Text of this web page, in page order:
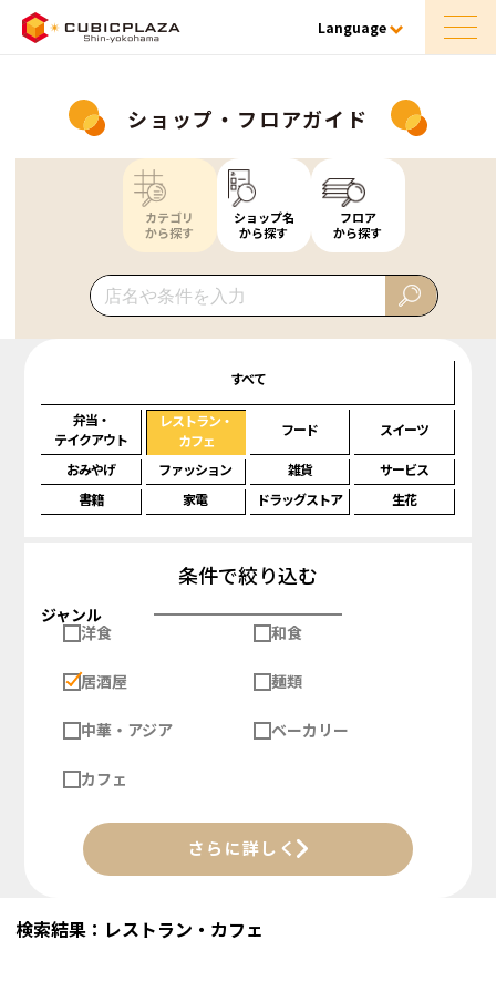
Language
ショップ・フロアガイド
カテゴリ
から探す
ショップ名
から探す
フロア
から探す
すべて
弁当・
テイクアウト
レストラン・
カフェ
フード スイーツ
おみやげ ファッション 雑貨
サービス
書籍
家電 ドラッグストア 生花
条件で絞り込む
ジャンル
洋食
和食
居酒屋 麺類
中華・アジア ベーカリー
カフェ
さらに詳しく
検索結果：レストラン・カフェ